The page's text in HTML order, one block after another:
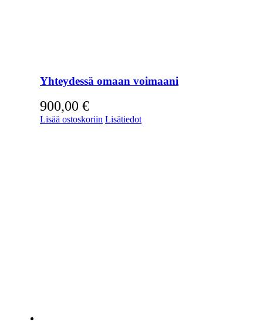
Yhteydessä omaan voimaani
900,00 €
Lisää ostoskoriin Lisätiedot